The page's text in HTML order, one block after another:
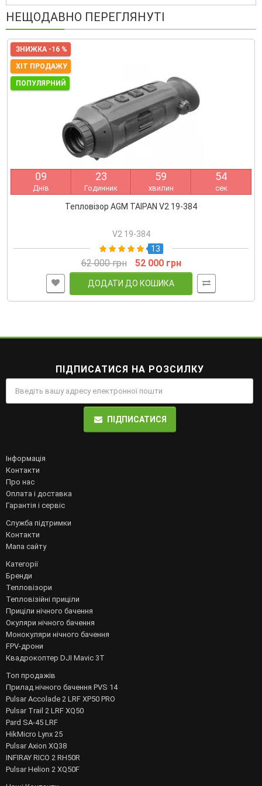
НЕЩОДАВНО ПЕРЕГЛЯНУТІ
ЗНИЖКА -16 %
ХІТ ПРОДАЖУ
ПОПУЛЯРНИЙ
09
Днів
23
Годинник
59
хвилин
53
сек
Тепловізор AGM TAIPAN V2 19-384
V2 19-384
13
62 000 грн 52 000 грн
ДОДАТИ ДО КОШИКА
ПІДПИСАТИСЯ НА РОЗСИЛКУ
ПІДПИСАТИСЯ
Інформація
Контакти
Про нас
Оплата і доставка
Гарантія і сервіс
Служба підтримки
Контакти
Мапа сайту
Категорії
Бренди
Тепловізори
Тепловізійні приціли
Приціли нічного бачення
Окуляри нічного бачення
Монокуляри нічного бачення
FPV-дрони
Квадрокоптер DJI Mavic 3T
Топ продажів
Прилад нічного бачення PVS 14
Pulsar Accolade 2 LRF XP50 PRO
Pulsar Trail 2 LRF XQ50
Pard SA-45 LRF
HikMicro Lynx 25
Pulsar Axion XQ38
INFIRAY RICO 2 RH50R
Pulsar Helion 2 XQ50F